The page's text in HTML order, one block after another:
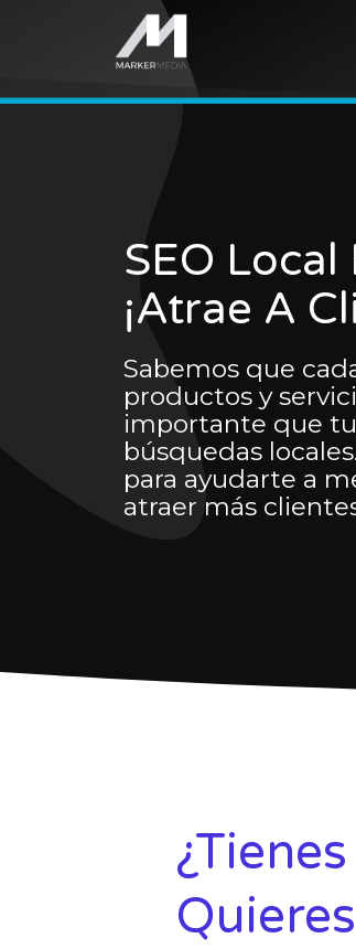
SEO
¡Atrae A
Sabemos que
productos y
importante que
búsquedas
para ayudarte a
atraer más